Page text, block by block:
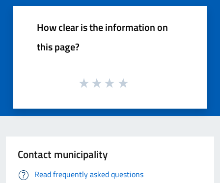
How clear is the information on
this page?
Contact municipality
Read frequently asked questions